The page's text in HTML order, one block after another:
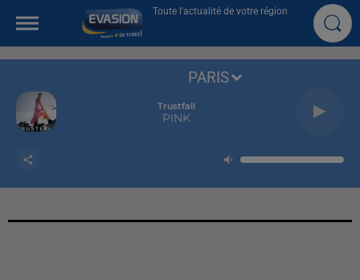
Toute l'actualité de votre région
Trustfall
PINK
PARIS